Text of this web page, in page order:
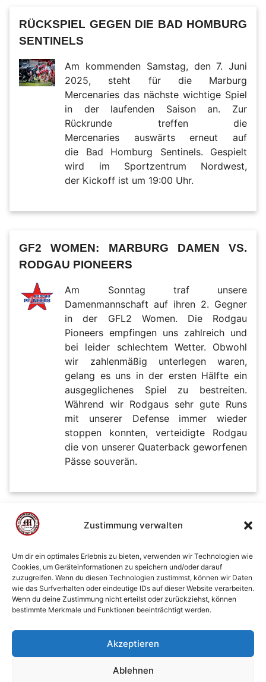
Zustimmung verwalten
Um dir ein optimales Erlebnis zu bieten, verwenden wir Technologien wie
Cookies, um Geräteinformationen zu speichern und/oder darauf
zuzugreifen. Wenn du diesen Technologien zustimmst, können wir Daten
wie das Surfverhalten oder eindeutige IDs auf dieser Website verarbeiten.
Wenn du deine Zustimmung nicht erteilst oder zurückziehst, können
bestimmte Merkmale und Funktionen beeinträchtigt werden.
Akzeptieren
Ablehnen
RÜCKSPIEL GEGEN DIE BAD HOMBURG
SENTINELS
Am kommenden Samstag, den 7. Juni
2025, steht für die Marburg
Mercenaries das nächste wichtige Spiel
in der laufenden Saison an. Zur
Rückrunde treffen die
Mercenaries auswärts erneut auf
die Bad Homburg Sentinels. Gespielt
wird im Sportzentrum Nordwest,
der Kickoff ist um 19:00 Uhr.
GF2 WOMEN: MARBURG DAMEN VS.
RODGAU PIONEERS
Am Sonntag traf unsere
Damenmannschaft auf ihren 2. Gegner
in der GFL2 Women. Die Rodgau
Pioneers empfingen uns zahlreich und
bei leider schlechtem Wetter. Obwohl
wir zahlenmäßig unterlegen waren,
gelang es uns in der ersten Hälfte ein
ausgeglichenes Spiel zu bestreiten.
Während wir Rodgaus sehr gute Runs
mit unserer Defense immer wieder
stoppen konnten, verteidigte Rodgau
die von unserer Quaterback geworfenen
Pässe souverän.
Beitragsnavigation
neuere Beiträge
© 2002 - 2026 American Football Verein Marburg
Mercenaries e.V. |die Stadt Marburg|Impressum
Datenschutzerklärung|Cookie-Richtlinie (EU)
Kontakt